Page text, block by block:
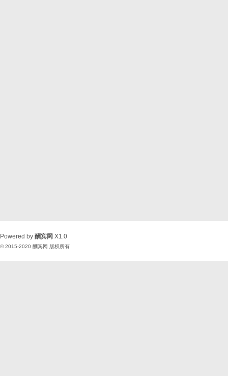
Powered by 酬宾网 X1.0
© 2015-2020 酬宾网 版权所有